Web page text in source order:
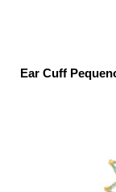
Ear Cuff